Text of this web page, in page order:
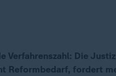
Verfahrenszahl: Die
Reformbedarf, fordert